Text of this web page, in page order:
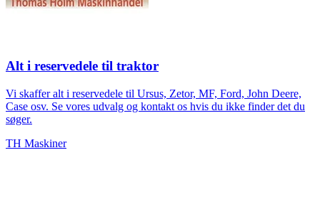
Alt i reservedele til traktor
Vi skaffer alt i reservedele til Ursus, Zetor, MF, Ford, John Deere,
Case osv. Se vores udvalg og kontakt os hvis du ikke finder det du
søger.
TH Maskiner